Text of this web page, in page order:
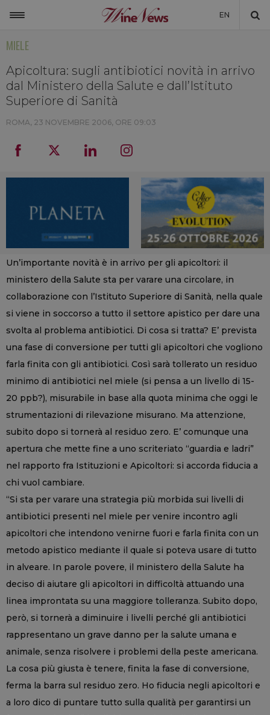
EN
MONDO
NON SOLO VINO
WINENEWS TV
MIELE
Apicoltura: sugli antibiotici novità in arrivo
dal Ministero della Salute e dall’Istituto
Superiore di Sanità
ROMA, 23 NOVEMBRE 2006, ORE 09:03
Un’importante novità è in arrivo per gli apicoltori: il
ministero della Salute sta per varare una circolare, in
collaborazione con l’Istituto Superiore di Sanità, nella quale
si viene in soccorso a tutto il settore apistico per dare una
svolta al problema antibiotici. Di cosa si tratta? E’ prevista
una fase di conversione per tutti gli apicoltori che vogliono
farla finita con gli antibiotici. Così sarà tollerato un residuo
minimo di antibiotici nel miele (si pensa a un livello di 15-
20 ppb?), misurabile in base alla quota minima che oggi le
strumentazioni di rilevazione misurano. Ma attenzione,
subito dopo si tornerà al residuo zero. E’ comunque una
apertura che mette fine a uno scriteriato “guardia e ladri”
nel rapporto fra Istituzioni e Apicoltori: si accorda fiducia a
chi vuol cambiare.
“Si sta per varare una strategia più morbida sui livelli di
antibiotici presenti nel miele per venire incontro agli
apicoltori che intendono venirne fuori e farla finita con un
metodo apistico mediante il quale si poteva usare di tutto
in alveare. In parole povere, il ministero della Salute ha
deciso di aiutare gli apicoltori in difficoltà attuando una
linea improntata su una maggiore tolleranza. Subito dopo,
però, si tornerà a diminuire i livelli perché gli antibiotici
rappresentano un grave danno per la salute umana e
animale, senza risolvere i problemi della peste americana.
La cosa più giusta è tenere, finita la fase di conversione,
ferma la barra sul residuo zero. Ho fiducia negli apicoltori e
a loro dico di puntare tutto sulla qualità per garantirsi un